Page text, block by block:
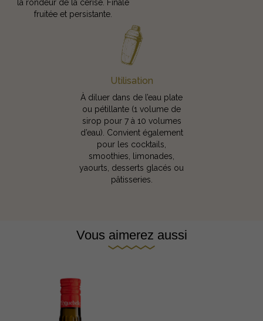
la rondeur de la cerise. Finale
fruitée et persistante.
Utilisation
À diluer dans de l’eau plate
ou pétillante (1 volume de
sirop pour 7 à 10 volumes
d’eau). Convient également
pour les cocktails,
smoothies, limonades,
yaourts, desserts glacés ou
pâtisseries.
Vous aimerez aussi